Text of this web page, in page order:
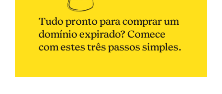
Tudo pronto para comprar um
domínio expirado? Comece
com estes três passos simples.